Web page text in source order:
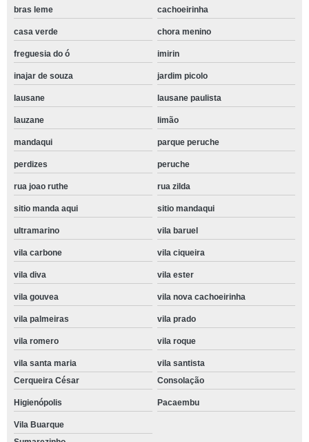
bras leme cachoeirinha
casa verde chora menino
freguesia do ó imirin
inajar de souza jardim picolo
lausane lausane paulista
lauzane limão
mandaqui parque peruche
perdizes peruche
rua joao ruthe rua zilda
sitio manda aqui sitio mandaqui
ultramarino vila baruel
vila carbone vila ciqueira
vila diva vila ester
vila gouvea vila nova cachoeirinha
vila palmeiras vila prado
vila romero vila roque
vila santa maria
vila santista
Cerqueira César
Consolação
Higienópolis Pacaembu
Vila Buarque